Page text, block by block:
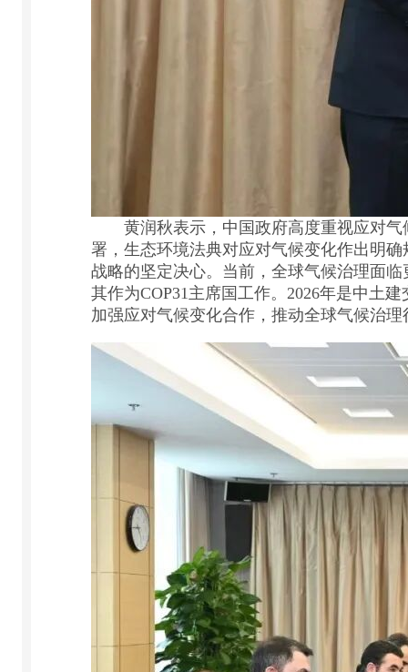
黄润秋表示，中国政府高度重视应对气
署，生态环境法典对应对气候变化作出明
战略的坚定决心。当前，全球气候治理面
其作为COP31主席国工作。2026年是中土
加强应对气候变化合作，推动全球气候治理